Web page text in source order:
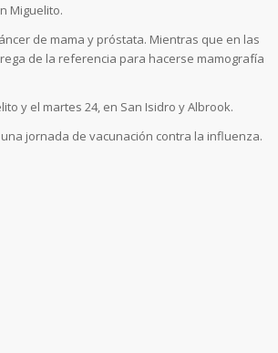
Miguelito.
de mama y próstata. Mientras que en las
de la referencia para hacerse mamografía
y el martes 24, en San Isidro y Albrook.
jornada de vacunación contra la influenza.